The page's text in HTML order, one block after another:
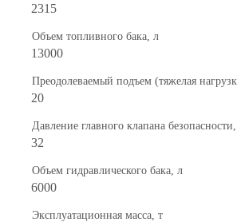
2315
Объем топливного бака, л
13000
Преодолеваемый подъем (тяжелая
20
Давление главного клапана
32
Объем гидравлического бака, л
6000
Эксплуатационная масса, т